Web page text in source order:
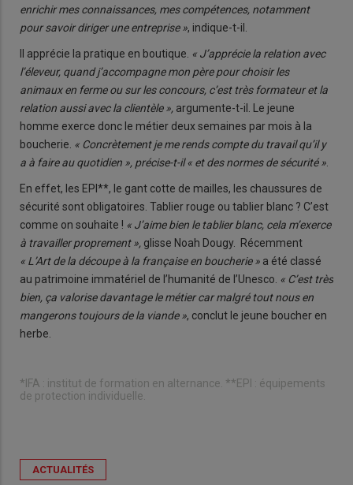
enrichir mes connaissances, mes compétences, notamment
pour savoir diriger une entreprise », indique-t-il.
Il apprécie la pratique en boutique. « J’apprécie la relation avec
l’éleveur, quand j’accompagne mon père pour choisir les
animaux en ferme ou sur les concours, c’est très formateur et la
relation aussi avec la clientèle », argumente-t-il. Le jeune
homme exerce donc le métier deux semaines par mois à la
boucherie. « Concrètement je me rends compte du travail qu’il y
a à faire au quotidien », précise-t-il « et des normes de sécurité »
En effet, les EPI**, le gant cotte de mailles, les chaussures de
sécurité sont obligatoires. Tablier rouge ou tablier blanc ? C’est
comme on souhaite ! « J’aime bien le tablier blanc, cela m’exerce
à travailler proprement », glisse Noah Dougy. Récemment
« L’Art de la découpe à la française en boucherie » a été classé
au patrimoine immatériel de l’humanité de l’Unesco. « C’est très
bien, ça valorise davantage le métier car malgré tout nous en
mangerons toujours de la viande », conclut le jeune boucher en
herbe.
*IFA : institut de formation en alternance. **EPI : équipements
de protection individuelle.
ACTUALITÉS